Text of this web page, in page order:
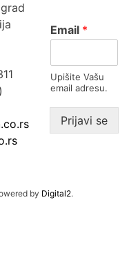
Email *
Upišite Vašu
email adresu.
Prijavi se
by Digital2.